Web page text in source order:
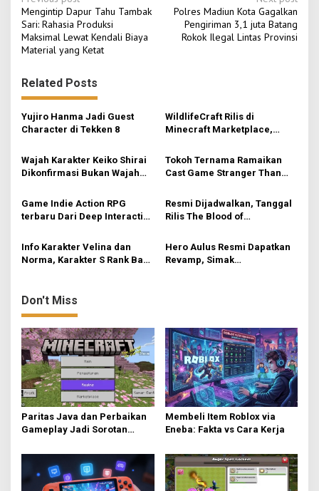
o
s
n
a
v
g
a
t
i
o
n
Mengintip Dapur Tahu Tambak
Sari: Rahasia Produksi
Maksimal Lewat Kendali Biaya
Material yang Ketat
Polres Madiun Kota Gagalkan
Pengiriman 3,1 juta Batang
Rokok Ilegal Lintas Provinsi
Related Posts
Yujiro Hanma Jadi Guest
Character di Tekken 8
WildlifeCraft Rilis di
Minecraft Marketplace,
Spesies Hewan Baru
Wajah Karakter Keiko Shirai
Dikonfirmasi Bukan Wajah
Tokoh Ternama Ramaikan
Cast Game Stranger Than
Satunya
Game Indie Action RPG
terbaru Dari Deep Interactive
Resmi Dijadwalkan, Tanggal
Rilis The Blood of
Info Karakter Velina dan
Norma, Karakter S Rank Baru
Hero Aulus Resmi Dapatkan
Revamp, Simak
Don't Miss
Paritas Java dan Perbaikan
Gameplay Jadi Sorotan
26.40
Membeli Item Roblox via
Eneba: Fakta vs Cara Kerja